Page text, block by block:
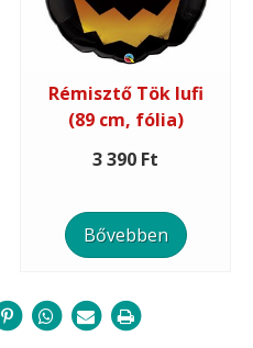
Rémisztő Tök lufi
(89 cm, fólia)
3 390 Ft
Bővebben